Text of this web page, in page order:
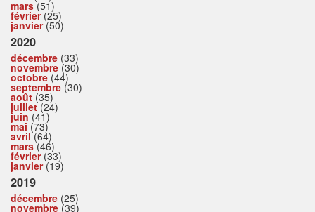
mars(51)
février(25)
janvier(50)
2020
décembre (33)
novembre (30)
octobre (44)
septembre (30)
août (35)
juillet(24)
juin (41)
mai (73)
avril(64)
mars(46)
février(33)
janvier(19)
2019
décembre (25)
novembre (39)